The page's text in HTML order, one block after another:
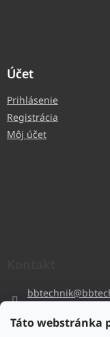
Táto webstránka
Účet
Prihlásenie
Registrácia
Môj účet
bbtechnik@